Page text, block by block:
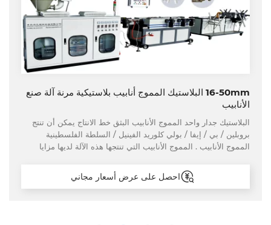
16-50mm البلاستيك المموج أنابيب بلاستيكية مرنة آلة صنع
الأنابيب
البلاستيك جدار واحد المموج الأنابيب البثق خط الانتاج يمكن أن تنتج
بروبلين / بي / إيفا / بولي كلوريد الفينيل / السلطة الفلسطينية
المموج الأنابيب . المموج الأنابيب التي تنتجها هذه الآلة لديها مزايا
سطح أملس ، الخ .
احصل على عرض أسعار مجاني